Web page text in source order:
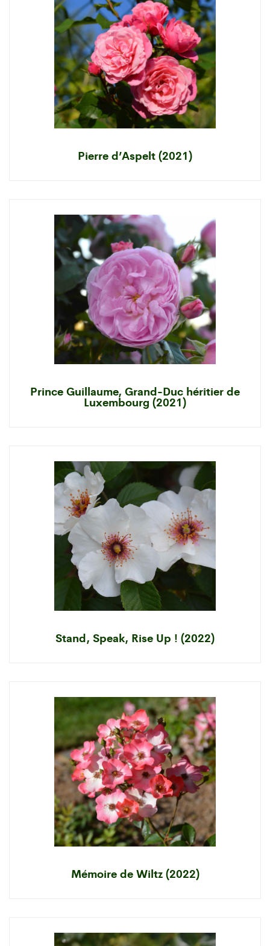
Pierre d’Aspelt (2021)
Prince Guillaume, Grand-Duc héritier de
Luxembourg (2021)
Stand, Speak, Rise Up ! (2022)
Mémoire de Wiltz (2022)